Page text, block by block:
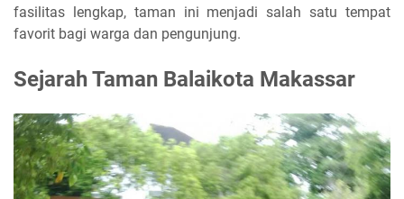
fasilitas lengkap, taman ini menjadi salah satu tempat
favorit bagi warga dan pengunjung.
Sejarah Taman Balaikota Makassar